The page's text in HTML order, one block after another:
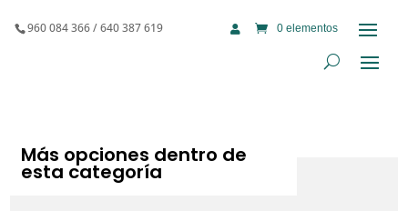
960 084 366 / 640 387 619 0 elementos

Más opciones dentro de
esta categoría